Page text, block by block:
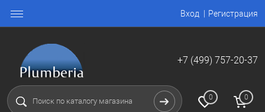
Вход Регистрация
+7 (499) 757-20-37
0 0